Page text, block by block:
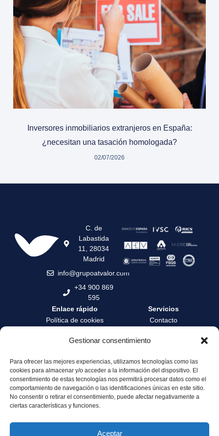
Gestionar consentimiento
Para ofrecer las mejores experiencias, utilizamos tecnologías como las
cookies para almacenar y/o acceder a la información del dispositivo. El
consentimiento de estas tecnologías nos permitirá procesar datos como el
comportamiento de navegación o las identificaciones únicas en este sitio.
No consentir o retirar el consentimiento, puede afectar negativamente a
ciertas características y funciones.
Aceptar
Inversores inmobiliarios extranjeros en España:
¿necesitan una tasación homologada?
02/07/2026
C. de
Labastida
11, 28034
Madrid
info@grupoatvalor.com
+34 900 869
595
Servicios
Contacto
Zona privada
Área profesionales
Enlace rápido
Política de cookies
Canal de denuncia
Servicio de Atención al
Cliente
Sostenibilidad y
Gobernanza